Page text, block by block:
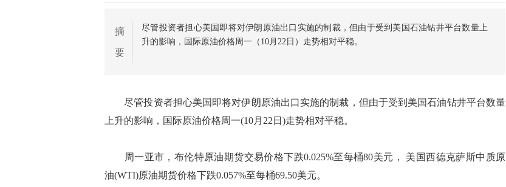
摘
要
尽管投资者担心美国即将对伊朗原油出口实施的制裁，但由于受到美国石油钻井平台数量上
升的影响，国际原油价格周一（10月22日）走势相对平稳。
尽管投资者担心美国即将对伊朗原油出口实施的制裁，但由于受到美国石油钻井平台数量
上升的影响，国际原油价格周一(10月22日)走势相对平稳。
周一亚市，布伦特原油期货交易价格下跌0.025%至每桶80美元， 美国西德克萨斯中质原
油(WTI)原油期货价格下跌0.057%至每桶69.50美元。